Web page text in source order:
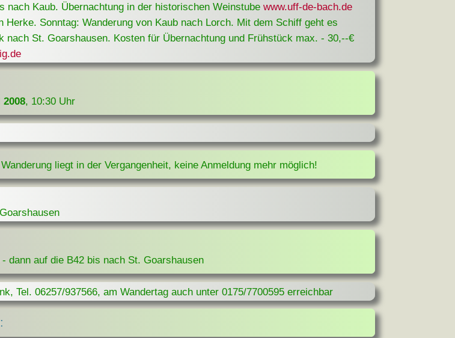
nach Kaub. Übernachtung in der historischen Weinstube www.uff-de-bach.de
Herke. Sonntag: Wanderung von Kaub nach Lorch. Mit dem Schiff geht es
nach St. Goarshausen. Kosten für Übernachtung und Frühstück max. - 30,--€
, 10:30 Uhr
liegt in der Vergangenheit, keine Anmeldung mehr möglich!
dann auf die B42 bis nach St. Goarshausen
Tel. 06257/937566, am Wandertag auch unter 0175/7700595 erreichbar